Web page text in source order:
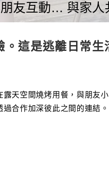
友互動… 與家人
這是逃離日常
天空間燒烤用餐，與朋友
合作加深彼此之間的連結。